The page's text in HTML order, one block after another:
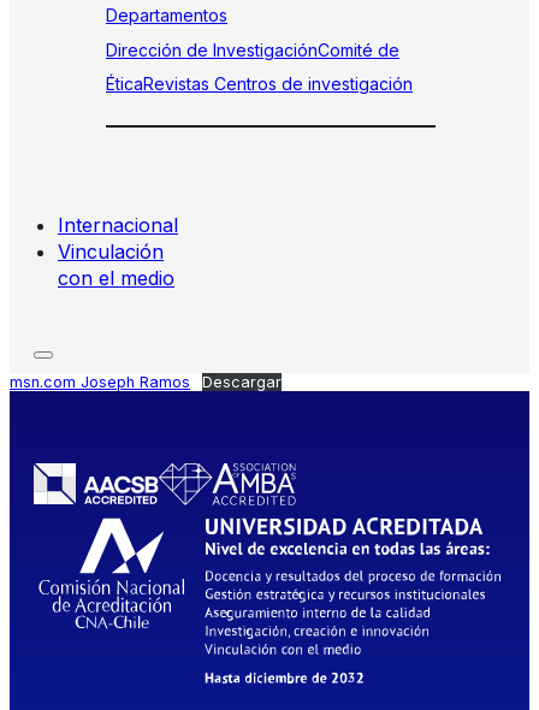
Departamentos
Dirección de InvestigaciónComité de
ÉticaRevistas Centros de investigación
Internacional
Vinculación
con el medio
msn.com Joseph Ramos Descargar